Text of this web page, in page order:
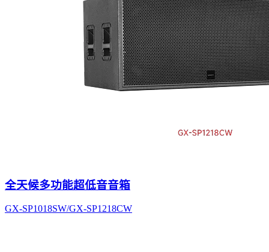
全天候多功能超低音音箱
GX-SP1018SW/GX-SP1218CW